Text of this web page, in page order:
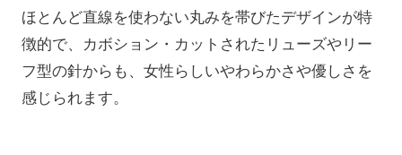
ほとんど直線を使わない丸みを帯びたデザインが特
徴的で、カボション・カットされたリューズやリー
フ型の針からも、女性らしいやわらかさや優しさを
感じられます。